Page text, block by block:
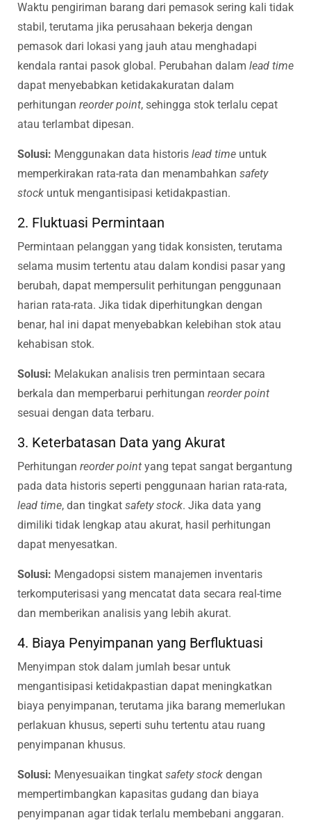
Waktu pengiriman barang dari pemasok sering kali tidak
stabil, terutama jika perusahaan bekerja dengan
pemasok dari lokasi yang jauh atau menghadapi
kendala rantai pasok global. Perubahan dalam lead time
dapat menyebabkan ketidakakuratan dalam
perhitungan reorder point, sehingga stok terlalu cepat
atau terlambat dipesan.
Solusi: Menggunakan data historis lead time untuk
memperkirakan rata-rata dan menambahkan safety
stock untuk mengantisipasi ketidakpastian.
2. Fluktuasi Permintaan
Permintaan pelanggan yang tidak konsisten, terutama
selama musim tertentu atau dalam kondisi pasar yang
berubah, dapat mempersulit perhitungan penggunaan
harian rata-rata. Jika tidak diperhitungkan dengan
benar, hal ini dapat menyebabkan kelebihan stok atau
kehabisan stok.
Solusi: Melakukan analisis tren permintaan secara
berkala dan memperbarui perhitungan reorder point
sesuai dengan data terbaru.
3. Keterbatasan Data yang Akurat
Perhitungan reorder point yang tepat sangat bergantung
pada data historis seperti penggunaan harian rata-rata,
lead time, dan tingkat safety stock. Jika data yang
dimiliki tidak lengkap atau akurat, hasil perhitungan
dapat menyesatkan.
Solusi: Mengadopsi sistem manajemen inventaris
terkomputerisasi yang mencatat data secara real-time
dan memberikan analisis yang lebih akurat.
4. Biaya Penyimpanan yang Berfluktuasi
Menyimpan stok dalam jumlah besar untuk
mengantisipasi ketidakpastian dapat meningkatkan
biaya penyimpanan, terutama jika barang memerlukan
perlakuan khusus, seperti suhu tertentu atau ruang
penyimpanan khusus.
Solusi: Menyesuaikan tingkat safety stock dengan
mempertimbangkan kapasitas gudang dan biaya
penyimpanan agar tidak terlalu membebani anggaran.